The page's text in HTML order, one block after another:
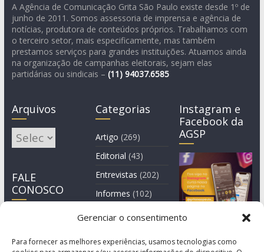
Gerenciar o consentimento
Para fornecer as melhores experiências, usamos tecnologias como
A Agência de Comunicação Grita São Paulo existe desde 1º de
junho de 2011. Somos assessoria de imprensa e agência de
notícias, produtora de conteúdos próprios. Trabalhamos com
o terceiro setor, mais especificamente, mas também
prestamos serviços para grandes instituições. Atuamos ainda
na organização de campanhas eleitorais, sejam elas
partidárias ou sindicais – (11) 94037.6585
Arquivos
Arquivos
FALE
CONOSCO
Categorias
Artigo (269)
Editorial (43)
Entrevistas (202)
Informes (102)
Instagram e
Facebook da
AGSP